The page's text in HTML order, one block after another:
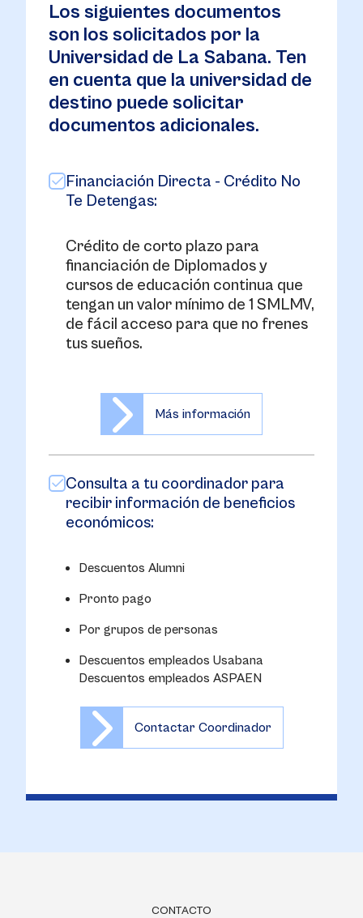
Los siguientes documentos
son los solicitados por la
Universidad de La Sabana. Ten
en cuenta que la universidad de
destino puede solicitar
documentos adicionales.
Financiación Directa - Crédito No
Te Detengas:
Crédito de corto plazo para
financiación de Diplomados y
cursos de educación continua que
tengan un valor mínimo de 1 SMLMV,
de fácil acceso para que no frenes
tus sueños.
Más información
Consulta a tu coordinador para
recibir información de beneficios
económicos:
Descuentos Alumni
Pronto pago
Por grupos de personas
Descuentos empleados Usabana
Descuentos empleados ASPAEN
Contactar Coordinador
CONTACTO